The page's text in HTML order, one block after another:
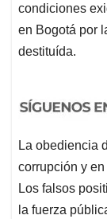
condiciones
en Bogotá por
destituída.
La obediencia
corrupción y
Los falsos
la fuerza